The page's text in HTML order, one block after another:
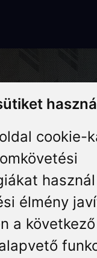
cookie-
használ
élmény
a